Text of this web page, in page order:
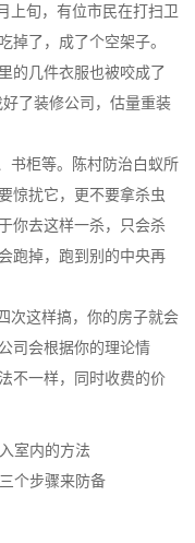
上旬，有位市民在打扫卫
掉了，成了个空架子。
的几件衣服也被咬成了
好了装修公司，估量重装
书柜等。陈村防治白蚁所
惊扰它，更不要拿杀虫
你去这样一杀，只会杀
跑掉，跑到别的中央再
次这样搞，你的房子就会
司会根据你的理论情
不一样，同时收费的价
室内的方法
个步骤来防备